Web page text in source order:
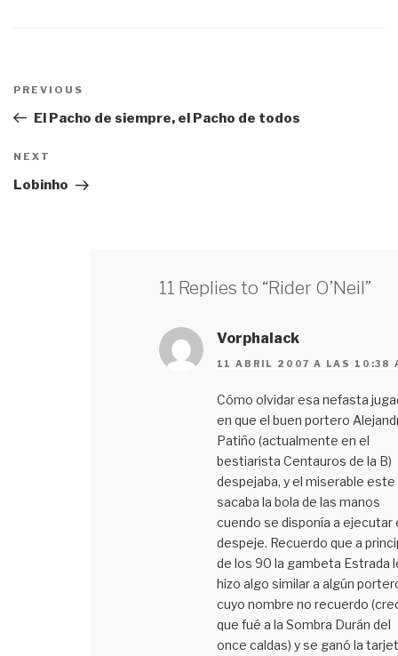
Previous
Post
PREVIOUS
El Pacho de siempre, el Pacho de todos
Next
Post
NEXT
Lobinho
11 Replies to “Rider O’Neil”
Vorphalack
11 ABRIL 2007 A LAS 10:38
Cómo olvidar esa nefasta
en que el buen portero
Patiño (actualmente en el
bestiarista Centauros de la B)
despejaba, y el miserable este
sacaba la bola de las manos
cuendo se disponía a ejecutar
despeje. Recuerdo que a
de los 90 la gambeta Estrada
hizo algo similar a algún
cuyo nombre no recuerdo
que fué a la Sombra Durán del
once caldas) y se ganó la